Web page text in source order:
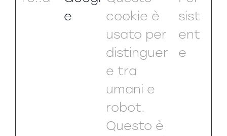
e
cookie è
usato per
distinguer
e tra
umani e
robot.
Questo è
sist
ent
e